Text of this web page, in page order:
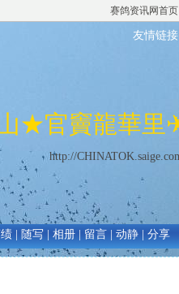
赛鸽资讯网首页
友情链接
★官竇龍華里
http://
随写 相册 留言 动静 分享